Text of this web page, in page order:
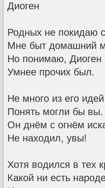
Диоген
Родных не покидаю
Мне быт домашний
Но понимаю, Диоген
Умнее прочих был.
Не много из его идей
Понять могли бы вы.
Он днём с огнём
Не находил, увы!
Хотя водился в тех
Какой ни есть